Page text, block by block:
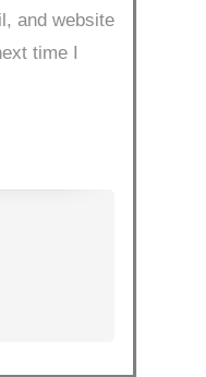
and website
time I